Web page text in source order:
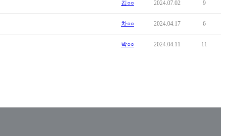
김○○ 2024.07.02 9
차○○ 2024.04.17 6
박○○ 2024.04.11 11